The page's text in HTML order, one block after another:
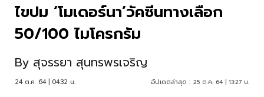
ไขปม ‘โมเดอร์นา’วัคซีนทางเลือก
50/100 ไมโครกรัม
By สุจรรยา สุนทรพรเจริญ
24 ต.ค. 64 | 04:32 น. อัปเดตล่าสุด : 25 ต.ค. 64 | 13:27 น.